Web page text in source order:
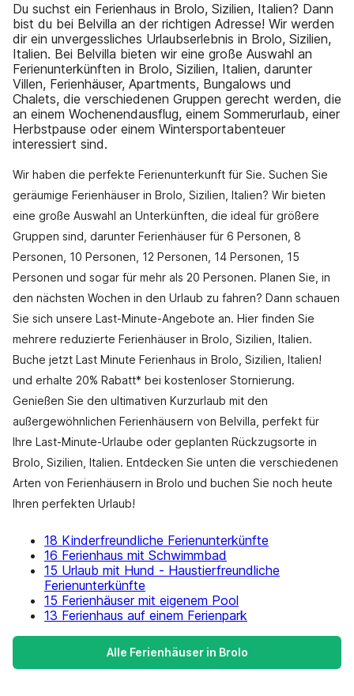
Du suchst ein Ferienhaus in Brolo, Sizilien, Italien? Dann
bist du bei Belvilla an der richtigen Adresse! Wir werden
dir ein unvergessliches Urlaubserlebnis in Brolo, Sizilien,
Italien. Bei Belvilla bieten wir eine große Auswahl an
Ferienunterkünften in Brolo, Sizilien, Italien, darunter
Villen, Ferienhäuser, Apartments, Bungalows und
Chalets, die verschiedenen Gruppen gerecht werden, die
an einem Wochenendausflug, einem Sommerurlaub, einer
Herbstpause oder einem Wintersportabenteuer
interessiert sind.
Wir haben die perfekte Ferienunterkunft für Sie. Suchen Sie
geräumige Ferienhäuser in Brolo, Sizilien, Italien? Wir bieten
eine große Auswahl an Unterkünften, die ideal für größere
Gruppen sind, darunter Ferienhäuser für 6 Personen, 8
Personen, 10 Personen, 12 Personen, 14 Personen, 15
Personen und sogar für mehr als 20 Personen. Planen Sie, in
den nächsten Wochen in den Urlaub zu fahren? Dann schauen
Sie sich unsere Last-Minute-Angebote an. Hier finden Sie
mehrere reduzierte Ferienhäuser in Brolo, Sizilien, Italien.
Buche jetzt Last Minute Ferienhaus in Brolo, Sizilien, Italien!
und erhalte 20% Rabatt* bei kostenloser Stornierung.
Genießen Sie den ultimativen Kurzurlaub mit den
außergewöhnlichen Ferienhäusern von Belvilla, perfekt für
Ihre Last-Minute-Urlaube oder geplanten Rückzugsorte in
Brolo, Sizilien, Italien. Entdecken Sie unten die verschiedenen
Arten von Ferienhäusern in Brolo und buchen Sie noch heute
Ihren perfekten Urlaub!
18 Kinderfreundliche Ferienunterkünfte
16 Ferienhaus mit Schwimmbad
15 Urlaub mit Hund - Haustierfreundliche
Ferienunterkünfte
15 Ferienhäuser mit eigenem Pool
13 Ferienhaus auf einem Ferienpark
Alle Ferienhäuser in Brolo